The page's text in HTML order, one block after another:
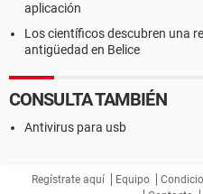
aplicación
Los científicos descubren una
antigüedad en Belice
CONSULTA TAMBIÉN
Antivirus para usb
Regístrate aquí Equipo